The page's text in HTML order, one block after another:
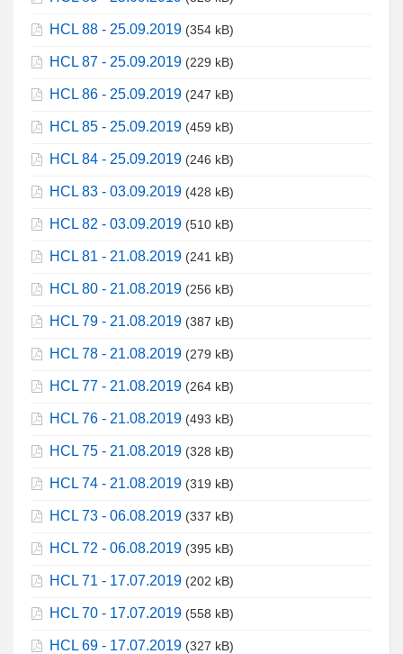
HCL 88 - 25.09.2019 (354 kB)
HCL 87 - 25.09.2019 (229 kB)
HCL 86 - 25.09.2019 (247 kB)
HCL 85 - 25.09.2019 (459 kB)
HCL 84 - 25.09.2019 (246 kB)
HCL 83 - 03.09.2019 (428 kB)
HCL 82 - 03.09.2019 (510 kB)
HCL 81 - 21.08.2019 (241 kB)
HCL 80 - 21.08.2019 (256 kB)
HCL 79 - 21.08.2019 (387 kB)
HCL 78 - 21.08.2019 (279 kB)
HCL 77 - 21.08.2019 (264 kB)
HCL 76 - 21.08.2019 (493 kB)
HCL 75 - 21.08.2019 (328 kB)
HCL 74 - 21.08.2019 (319 kB)
HCL 73 - 06.08.2019 (337 kB)
HCL 72 - 06.08.2019 (395 kB)
HCL 71 - 17.07.2019 (202 kB)
HCL 70 - 17.07.2019 (558 kB)
HCL 69 - 17.07.2019 (327 kB)